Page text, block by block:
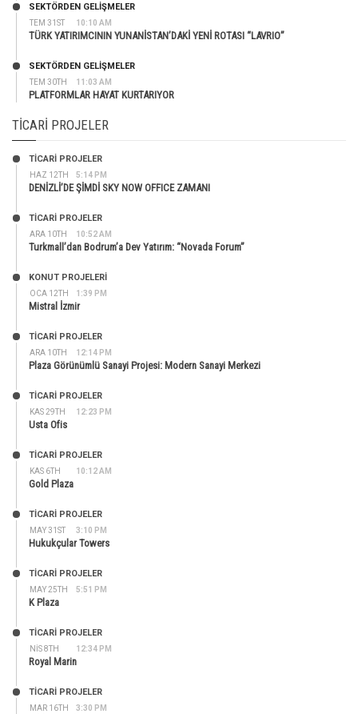
TEM 31ST 10:10 AM
SEKTÖRDEN GELIŞMELER
TÜRK YATIRIMCININ YUNANİSTAN’DAKİ YENİ ROTASI “LAVRIO”
TEM 30TH 11:03 AM
SEKTÖRDEN GELIŞMELER
PLATFORMLAR HAYAT KURTARIYOR
TICARI PROJELER
HAZ 12TH 5:14 PM
TİCARİ PROJELER
DENİZLİ’DE ŞİMDİ SKY NOW OFFICE ZAMANI
ARA 10TH 10:52 AM
TİCARİ PROJELER
Turkmall’dan Bodrum’a Dev Yatırım: “Novada Forum”
OCA 12TH 1:39 PM
KONUT PROJELERI
Mistral İzmir
ARA 10TH 12:14 PM
TİCARİ PROJELER
Plaza Görünümlü Sanayi Projesi: Modern Sanayi Merkezi
KAS 29TH 12:23 PM
TİCARİ PROJELER
Usta Ofis
KAS 6TH 10:12 AM
TİCARİ PROJELER
Gold Plaza
MAY 31ST 3:10 PM
TİCARİ PROJELER
Hukukçular Towers
MAY 25TH 5:51 PM
TİCARİ PROJELER
K Plaza
NIS 8TH 12:34 PM
TİCARİ PROJELER
Royal Marin
MAR 16TH 3:30 PM
TİCARİ PROJELER